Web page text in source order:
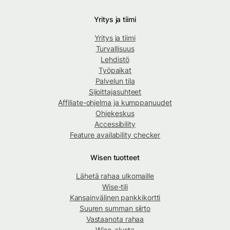
Yritys ja tiimi
Yritys ja tiimi
Turvallisuus
Lehdistö
Työpaikat
Palvelun tila
Sijoittajasuhteet
Affiliate-ohjelma ja kumppanuudet
Ohjekeskus
Accessibility
Feature availability checker
Wisen tuotteet
Lähetä rahaa ulkomaille
Wise-tili
Kansainvälinen pankkikortti
Suuren summan siirto
Vastaanota rahaa